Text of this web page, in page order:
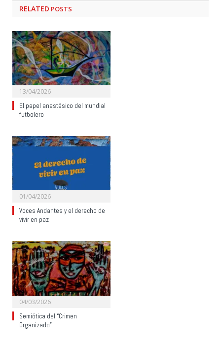
RELATED POSTS
13/04/2026
El papel anestésico del mundial
futbolero
01/04/2026
Voces Andantes y el derecho de
vivir en paz
04/03/2026
Semiótica del “Crimen
Organizado”